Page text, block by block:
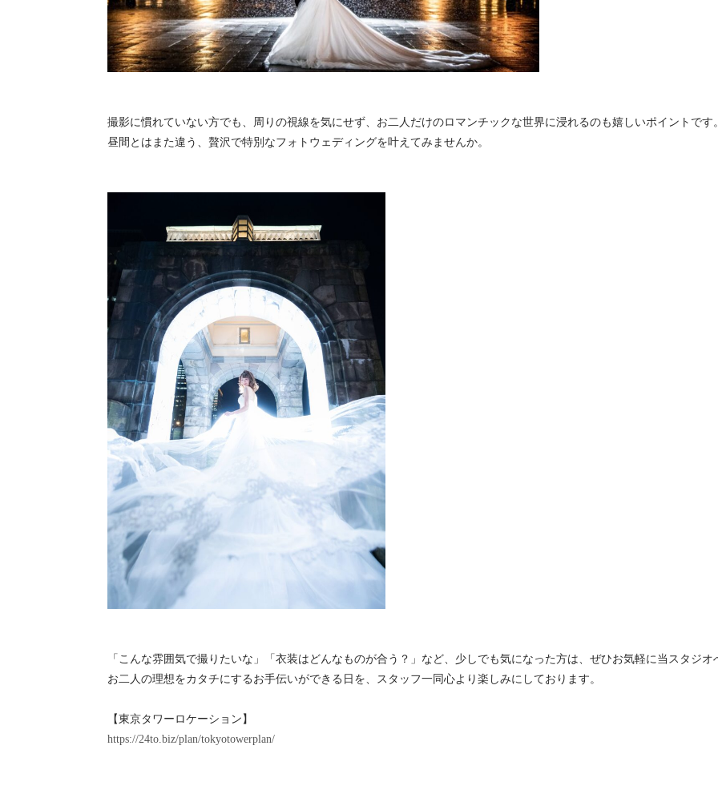
撮影に慣れていない方でも、周りの視線を気にせず、お二人だけのロマンチックな世界に浸れるのも嬉しいポイントです。
昼間とはまた違う、贅沢で特別なフォトウェディングを叶えてみませんか。
「こんな雰囲気で撮りたいな」「衣装はどんなものが合う？」など、少しでも気になった方は、ぜひお気軽に当スタジオ
お二人の理想をカタチにするお手伝いができる日を、スタッフ一同心より楽しみにしております。
【東京タワーロケーション】
https://24to.biz/plan/tokyotowerplan/